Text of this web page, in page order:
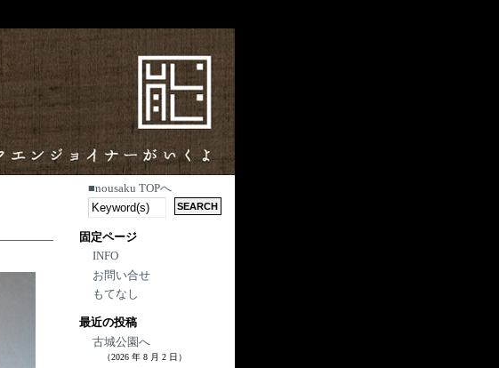
■nousaku TOPへ
固定ページ
INFO
お問い合せ
もてなし
最近の投稿
古城公園へ
（2026 年 8 月 2 日）